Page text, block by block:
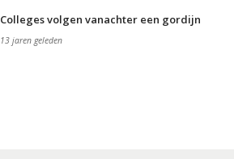
Colleges volgen vanachter een gordijn
13 jaren geleden